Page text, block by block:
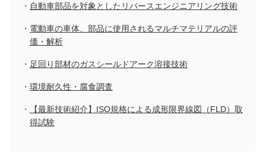
自動車部品を対象としたリバースエンジニアリング技術
電動車の車体、部品に使用されるマルチマテリアルの評
価・解析
足回り部材のガスシールドアーク溶接技術
環境耐久性・腐食調査
【最新技術紹介】ISO規格による成形限界線図（FLD）取
得試験